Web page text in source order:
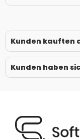
Kunden kauften
Kunden haben